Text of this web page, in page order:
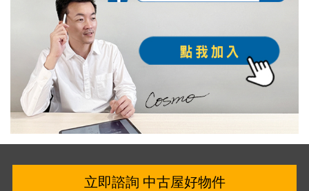
立即諮詢 中古屋好物件